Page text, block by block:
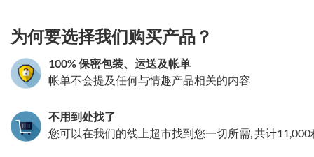
为何要选择我们购买产品？
100% 保密包装、运送及帐单
帐单不会提及任何与情趣产品相关的内容
不用到处找了
您可以在我们的线上超市找到您一切所需, 共计11,000